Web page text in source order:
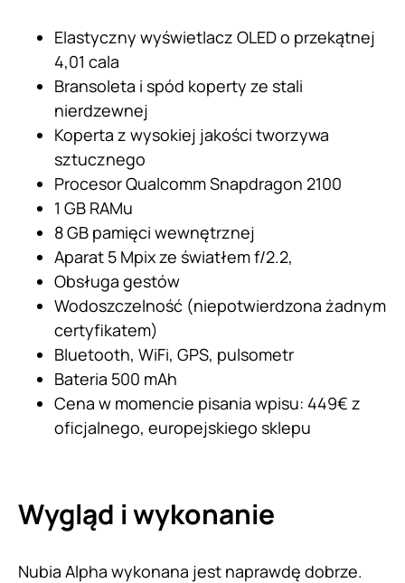
Elastyczny wyświetlacz OLED o przekątnej
4,01 cala
Bransoleta i spód koperty ze stali
nierdzewnej
Koperta z wysokiej jakości tworzywa
sztucznego
Procesor Qualcomm Snapdragon 2100
1 GB RAMu
8 GB pamięci wewnętrznej
Aparat 5 Mpix ze światłem f/2.2,
Obsługa gestów
Wodoszczelność (niepotwierdzona żadnym
certyfikatem)
Bluetooth, WiFi, GPS, pulsometr
Bateria 500 mAh
Cena w momencie pisania wpisu: 449€ z
oficjalnego, europejskiego sklepu
Wygląd i wykonanie
Nubia Alpha wykonana jest naprawdę dobrze.